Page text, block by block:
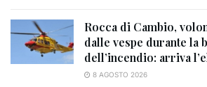
Rocca di Cambio,
dalle vespe durante la
dell’incendio: arriva
8 AGOSTO 2026